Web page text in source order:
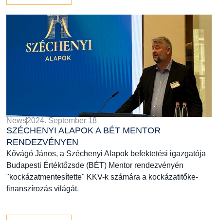
News2024. September 18
SZÉCHENYI ALAPOK A BÉT MENTOR
RENDEZVÉNYEN
Kővágó János, a Széchenyi Alapok befektetési igazgatója
Budapesti Értéktőzsde (BÉT) Mentor rendezvényén
"kockázatmentesítette" KKV-k számára a kockázatitőke-
finanszírozás világát.